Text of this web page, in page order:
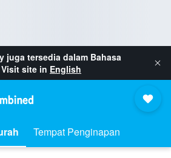
juga tersedia dalam Bahasa
site in English
Tempat Penginapan